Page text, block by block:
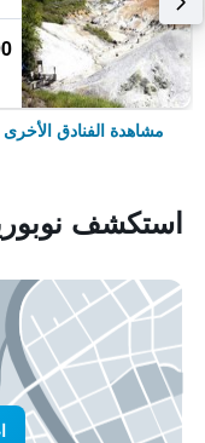
مشاهدة الفنادق
استكشف